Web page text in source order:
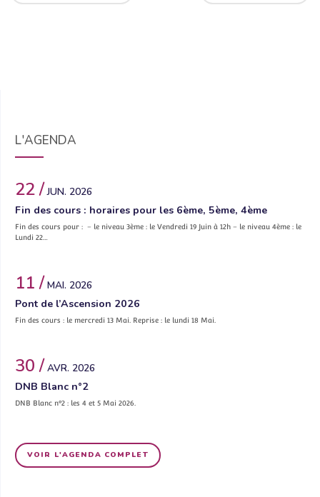
L'AGENDA
22 /JUN. 2026
Fin des cours : horaires pour les 6ème, 5ème, 4ème
Fin des cours pour : – le niveau 3ème : le Vendredi 19 Juin à 12h – le niveau 4ème : le
Lundi 22…
11 / MAI. 2026
Pont de l’Ascension 2026
Fin des cours : le mercredi 13 Mai. Reprise : le lundi 18 Mai.
30 / AVR. 2026
DNB Blanc n°2
DNB Blanc n°2 : les 4 et 5 Mai 2026.
VOIR L'AGENDA COMPLET